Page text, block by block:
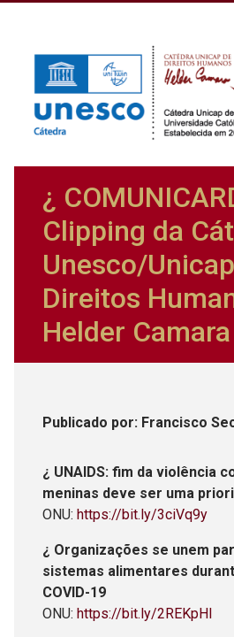
¿
Clipping da
Unesco/
Direitos
Helder Camara
Publicado por: Francisco
¿ UNAIDS: fim da violência
meninas deve ser uma
ONU: https://bit.ly/3ciVq9y
¿ Organizações se unem
sistemas alimentares
COVID-19
ONU: https://bit.ly/2REKpHI